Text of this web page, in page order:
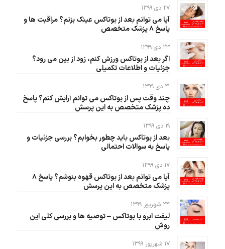
۲۷ دی ۱۳۹۹
آیا می توانم بعد از بوتاکس عینک بزنم؟ مراقبت ها و
پاسخ ۸ پزشک متخصص
۲۳ دی ۱۳۹۹
اگر بعد از بوتاکس ورزش کنم، زود از بین می رود؟
جزئیات و اطلاعات تکمیلی
۲۱ دی ۱۳۹۹
چند وقت پس از بوتاکس می توانم آرایش کنم؟ پاسخ
ده پزشک متخصص به این پرسش
۱۹ دی ۱۳۹۹
بعد از بوتاکس باید چطور بخوابم؟ بررسی جزئیات و
پاسخ به سوالات احتمالی
۱۷ دی ۱۳۹۹
آیا می توانم بعد از بوتاکس قهوه بنوشم؟ پاسخ ۸
پزشک متخصص به این پرسش
۲۴ شهریور ۱۳۹۹
لیفت ابرو با بوتاکس – توصیه ها و بررسی کلی این
روش
۱۷ شهریور ۱۳۹۹